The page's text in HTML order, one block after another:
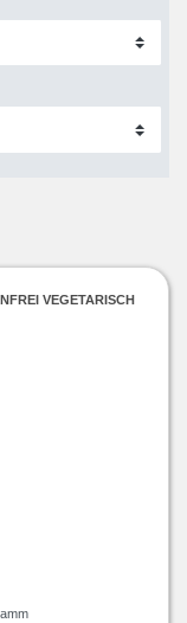
VEGETARISCH V